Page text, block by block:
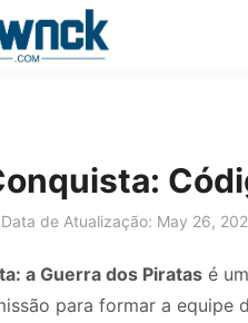
Data de Atualização: May 26,
a Guerra dos Piratas é
para formar a equipe